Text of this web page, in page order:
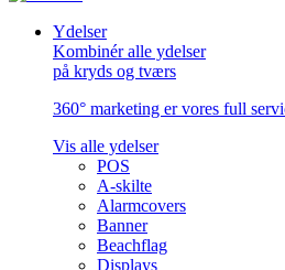
Ydelser
Kombinér alle ydelser
på kryds og tværs
360° marketing er vores full
Vis alle ydelser
POS
A-skilte
Alarmcovers
Banner
Beachflag
Displays